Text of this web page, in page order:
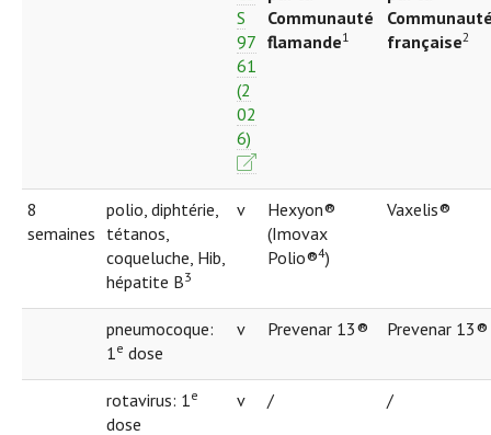
S
97
61
(2
02
6)
Communauté
flamande1
française2
8
semaines
polio, diphtérie,
tétanos,
coqueluche, Hib,
hépatite B3
v
Hexyon®
(Imovax
Polio®4)
Vaxelis®
pneumocoque:
1e dose
v Prevenar 13® Prevenar 13®
rotavirus: 1e
dose
v / /